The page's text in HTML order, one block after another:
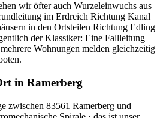
wir öfter auch Wurzeleinwuchs aus
im Erdreich Richtung Kanal
in den Ortsteilen Richtung Edling
der Klassiker: Eine Fallleitung
Wohnungen melden gleichzeitig
in Ramerberg
zwischen 83561 Ramerberg und